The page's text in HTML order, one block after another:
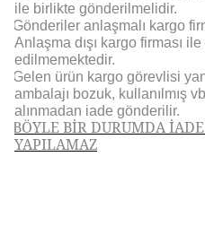
ile birlikte gönderilmelidir.
Gönderiler anlaşmalı kargo
Anlaşma dışı kargo firması
edilmemektedir.
Gelen ürün kargo görevlisi
ambalajı bozuk, kullanılmış
alınmadan iade gönderilir.
BÖYLE BİR DURUMDA
YAPILAMAZ